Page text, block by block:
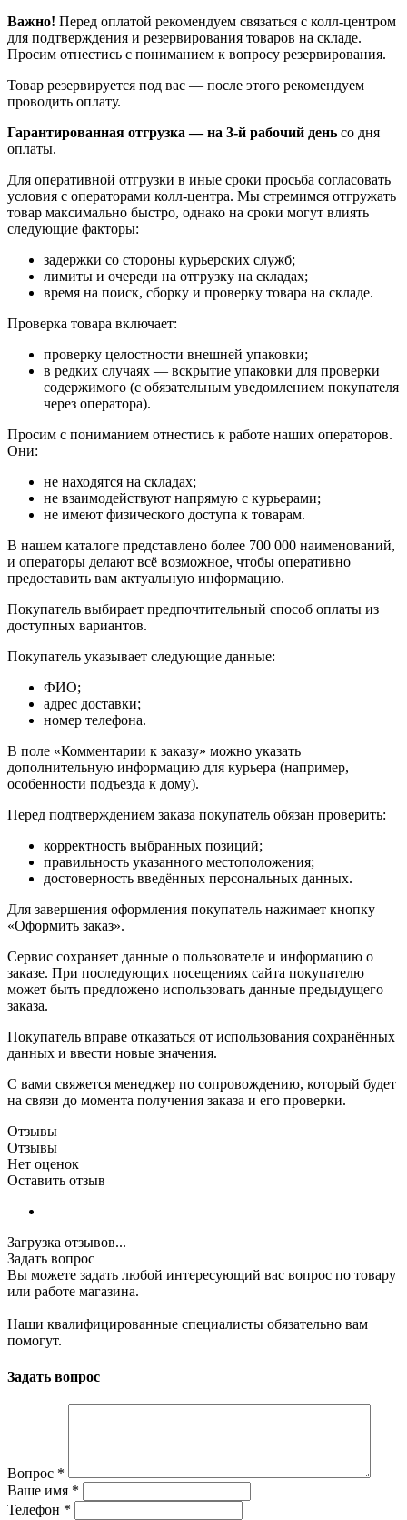
Важно! Перед оплатой рекомендуем связаться с колл‑центром
для подтверждения и резервирования товаров на складе.
Просим отнестись с пониманием к вопросу резервирования.
Товар резервируется под вас — после этого рекомендуем
проводить оплату.
Гарантированная отгрузка — на 3‑й рабочий день со дня
оплаты.
Для оперативной отгрузки в иные сроки просьба согласовать
условия с операторами колл‑центра. Мы стремимся отгружать
товар максимально быстро, однако на сроки могут влиять
следующие факторы:
задержки со стороны курьерских служб;
лимиты и очереди на отгрузку на складах;
время на поиск, сборку и проверку товара на складе.
Проверка товара включает:
проверку целостности внешней упаковки;
в редких случаях — вскрытие упаковки для проверки
содержимого (с обязательным уведомлением покупателя
через оператора).
Просим с пониманием отнестись к работе наших операторов.
Они:
не находятся на складах;
не взаимодействуют напрямую с курьерами;
не имеют физического доступа к товарам.
В нашем каталоге представлено более 700 000 наименований,
и операторы делают всё возможное, чтобы оперативно
предоставить вам актуальную информацию.
Покупатель выбирает предпочтительный способ оплаты из
доступных вариантов.
Покупатель указывает следующие данные:
ФИО;
адрес доставки;
номер телефона.
В поле «Комментарии к заказу» можно указать
дополнительную информацию для курьера (например,
особенности подъезда к дому).
Перед подтверждением заказа покупатель обязан проверить:
корректность выбранных позиций;
правильность указанного местоположения;
достоверность введённых персональных данных.
Для завершения оформления покупатель нажимает кнопку
«Оформить заказ».
Сервис сохраняет данные о пользователе и информацию о
заказе. При последующих посещениях сайта покупателю
может быть предложено использовать данные предыдущего
заказа.
Покупатель вправе отказаться от использования сохранённых
данных и ввести новые значения.
С вами свяжется менеджер по сопровождению, который будет
на связи до момента получения заказа и его проверки.
Отзывы
Отзывы
Нет оценок
Оставить отзыв
Загрузка отзывов...
Задать вопрос
Вы можете задать любой интересующий вас вопрос по товару
или работе магазина.
Наши квалифицированные специалисты обязательно вам
помогут.
Задать вопрос
Вопрос *
Ваше имя *
Телефон *